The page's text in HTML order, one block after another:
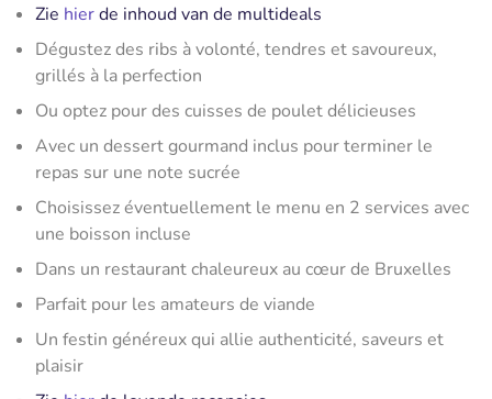
Zie hierde inhoud van de multideals
Dégustez des ribs à volonté, tendres et savoureux,
grillés à la perfection
Ou optez pour des cuisses de poulet délicieuses
Avec un dessert gourmand inclus pour terminer le
repas sur une note sucrée
Choisissez éventuellement le menu en 2 services avec
une boisson incluse
Dans un restaurant chaleureux au cœur de Bruxelles
Parfait pour les amateurs de viande
Un festin généreux qui allie authenticité, saveurs et
plaisir